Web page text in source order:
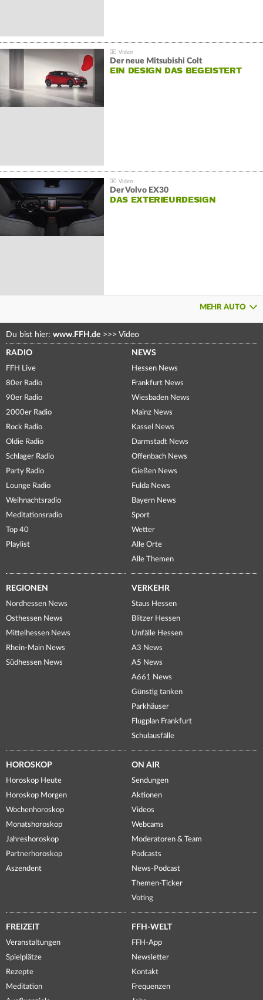
Der neue Mitsubishi Colt
EIN DESIGN DAS BEGEISTERT
Der Volvo EX30
DAS EXTERIEURDESIGN
MEHR AUTO
Du bist hier: www.FFH.de >>> Video
RADIO
FFH Live
80er Radio
90er Radio
2000er Radio
Rock Radio
Oldie Radio
Schlager Radio
Party Radio
Lounge Radio
Weihnachtsradio
Meditationsradio
Top 40
Playlist
NEWS
Hessen News
Frankfurt News
Wiesbaden News
Mainz News
Kassel News
Darmstadt News
Offenbach News
Gießen News
Fulda News
Bayern News
Sport
Wetter
Alle Orte
Alle Themen
REGIONEN
Nordhessen News
Osthessen News
Mittelhessen News
Rhein-Main News
Südhessen News
VERKEHR
Staus Hessen
Blitzer Hessen
Unfälle Hessen
A3 News
A5 News
A661 News
Günstig tanken
Parkhäuser
Flugplan Frankfurt
Schulausfälle
HOROSKOP
Horoskop Heute
Horoskop Morgen
Wochenhoroskop
Monatshoroskop
Jahreshoroskop
Partnerhoroskop
Aszendent
ON AIR
Sendungen
Aktionen
Videos
Webcams
Moderatoren & Team
Podcasts
News-Podcast
Themen-Ticker
Voting
FREIZEIT
Veranstaltungen
Spielplätze
Rezepte
Meditation
FFH-WELT
FFH-App
Newsletter
Kontakt
Frequenzen